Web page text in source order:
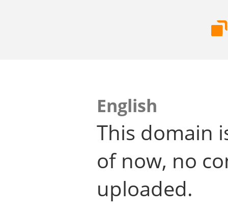
English
This domain
of now, no
uploaded.